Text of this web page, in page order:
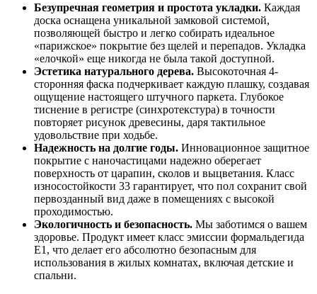
Безупречная геометрия и простота укладки. Каждая
доска оснащена уникальной замковой системой,
позволяющей быстро и легко собирать идеальное
«парижское» покрытие без щелей и перепадов. Укладка
«елочкой» еще никогда не была такой доступной.
Эстетика натурального дерева. Высокоточная 4-
сторонняя фаска подчеркивает каждую плашку, создавая
ощущение настоящего штучного паркета. Глубокое
тиснение в регистре (синхротекстура) в точности
повторяет рисунок древесины, даря тактильное
удовольствие при ходьбе.
Надежность на долгие годы. Инновационное защитное
покрытие с наночастицами надежно оберегает
поверхность от царапин, сколов и выцветания. Класс
износостойкости 33 гарантирует, что пол сохранит свой
первозданный вид даже в помещениях с высокой
проходимостью.
Экологичность и безопасность. Мы заботимся о вашем
здоровье. Продукт имеет класс эмиссии формальдегида
E1, что делает его абсолютно безопасным для
использования в жилых комнатах, включая детские и
спальни.